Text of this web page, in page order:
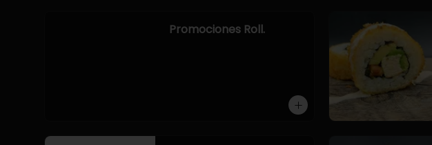
-camaron, palta, cebollin,
Promociones Roll.